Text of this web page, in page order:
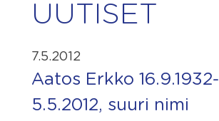
UUTISET
7.5.2012
Aatos Erkko 16.9.1932-
5.5.2012, suuri nimi